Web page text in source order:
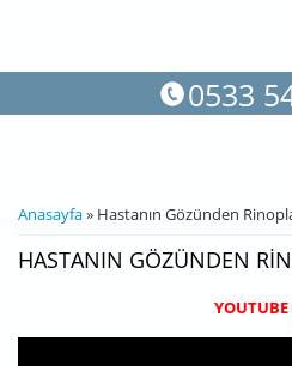
0533
BURADASINIZ
Anasayfa» Hastanın Gözünden
HASTANIN GÖZÜNDEN